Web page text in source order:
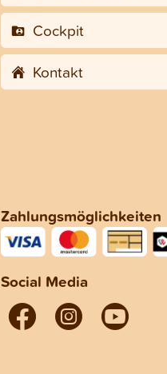
Cockpit
Kontakt
Zahlungsmöglichkeiten
Social Media